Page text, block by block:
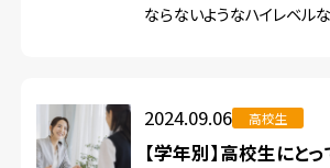
ならないようなハイレベルな
いう間においていかれてし
あります。 また […]
2024.09.06 高校生
【学年別】高校生にと